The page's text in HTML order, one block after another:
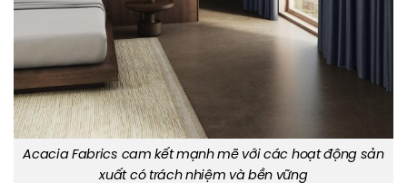
Acacia Fabrics cam kết mạnh mẽ với các hoạt động sản
xuất có trách nhiệm và bền vững